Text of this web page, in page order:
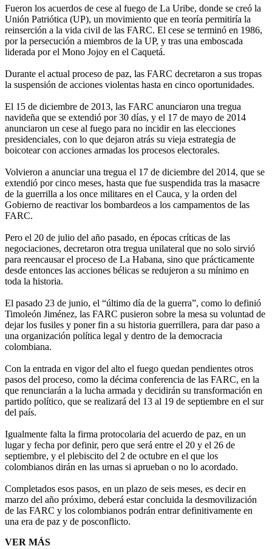
Fueron los acuerdos de cese al fuego de La Uribe, donde se creó la
Unión Patriótica (UP), un movimiento que en teoría permitiría la
reinserción a la vida civil de las FARC. El cese se terminó en 1986,
por la persecución a miembros de la UP, y tras una emboscada
liderada por el Mono Jojoy en el Caquetá.
Durante el actual proceso de paz, las FARC decretaron a sus tropas
la suspensión de acciones violentas hasta en cinco oportunidades.
El 15 de diciembre de 2013, las FARC anunciaron una tregua
navideña que se extendió por 30 días, y el 17 de mayo de 2014
anunciaron un cese al fuego para no incidir en las elecciones
presidenciales, con lo que dejaron atrás su vieja estrategia de
boicotear con acciones armadas los procesos electorales.
Volvieron a anunciar una tregua el 17 de diciembre del 2014, que se
extendió por cinco meses, hasta que fue suspendida tras la masacre
de la guerrilla a los once militares en el Cauca, y la orden del
Gobierno de reactivar los bombardeos a los campamentos de las
FARC.
Pero el 20 de julio del año pasado, en épocas críticas de las
negociaciones, decretaron otra tregua unilateral que no solo sirvió
para reencausar el proceso de La Habana, sino que prácticamente
desde entonces las acciones bélicas se redujeron a su mínimo en
toda la historia.
El pasado 23 de junio, el “último día de la guerra”, como lo definió
Timoleón Jiménez, las FARC pusieron sobre la mesa su voluntad de
dejar los fusiles y poner fin a su historia guerrillera, para dar paso a
una organización política legal y dentro de la democracia
colombiana.
Con la entrada en vigor del alto el fuego quedan pendientes otros
pasos del proceso, como la décima conferencia de las FARC, en la
que renunciarán a la lucha armada y decidirán su transformación en
partido político, que se realizará del 13 al 19 de septiembre en el sur
del país.
Igualmente falta la firma protocolaria del acuerdo de paz, en un
lugar y fecha por definir, pero que será entre el 20 y el 26 de
septiembre, y el plebiscito del 2 de octubre en el que los
colombianos dirán en las urnas si aprueban o no lo acordado.
Completados esos pasos, en un plazo de seis meses, es decir en
marzo del año próximo, deberá estar concluida la desmovilización
de las FARC y los colombianos podrán entrar definitivamente en
una era de paz y de posconflicto.
VER MÁS